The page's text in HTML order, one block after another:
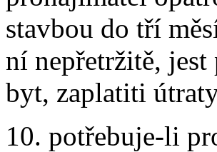
stavbou do tří
ní nepřetržitě,
byt, zaplatiti
10. potřebuje-li